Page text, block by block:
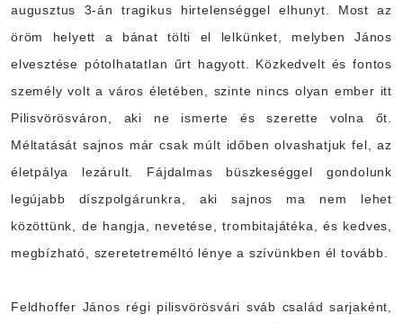
augusztus 3-án tragikus hirtelenséggel elhunyt. Most az
öröm helyett a bánat tölti el lelkünket, melyben János
elvesztése pótolhatatlan űrt hagyott. Közkedvelt és fontos
személy volt a város életében, szinte nincs olyan ember itt
Pilisvörösváron, aki ne ismerte és szerette volna őt.
Méltatását sajnos már csak múlt időben olvashatjuk fel, az
életpálya lezárult. Fájdalmas büszkeséggel gondolunk
legújabb díszpolgárunkra, aki sajnos ma nem lehet
közöttünk, de hangja, nevetése, trombitajátéka, és kedves,
megbízható, szeretetreméltó lénye a szívünkben él tovább.
Feldhoffer János régi pilisvörösvári sváb család sarjaként,